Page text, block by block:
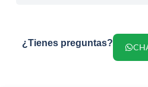
¿Tienes preguntas?